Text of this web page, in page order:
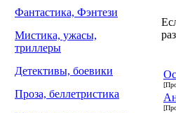
Фантастика, Фэнтези
Мистика, ужасы,
триллеры
Детективы, боевики
Проза, беллетристика